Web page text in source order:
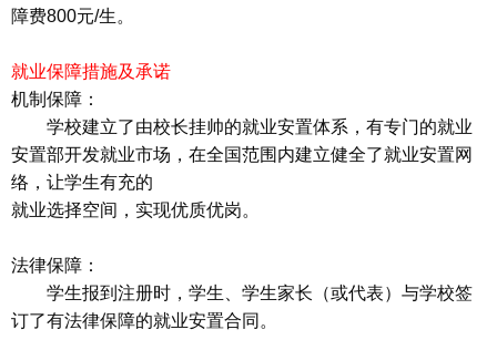
障费800元/生。
就业保障措施及承诺
机制保障：
学校建立了由校长挂帅的就业安置体系，有专门的就业
安置部开发就业市场，在全国范围内建立健全了就业安置网
络，让学生有充的
就业选择空间，实现优质优岗。
法律保障：
学生报到注册时，学生、学生家长（或代表）与学校签
订了有法律保障的就业安置合同。